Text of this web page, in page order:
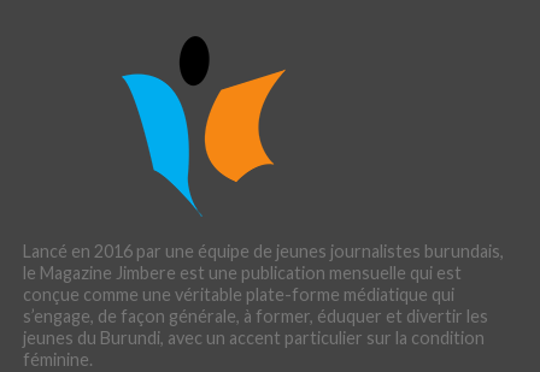
Lancé en 2016 par une équipe de jeunes journalistes burundais,
le Magazine Jimbere est une publication mensuelle qui est
conçue comme une véritable plate-forme médiatique qui
s’engage, de façon générale, à former, éduquer et divertir les
jeunes du Burundi, avec un accent particulier sur la condition
féminine.